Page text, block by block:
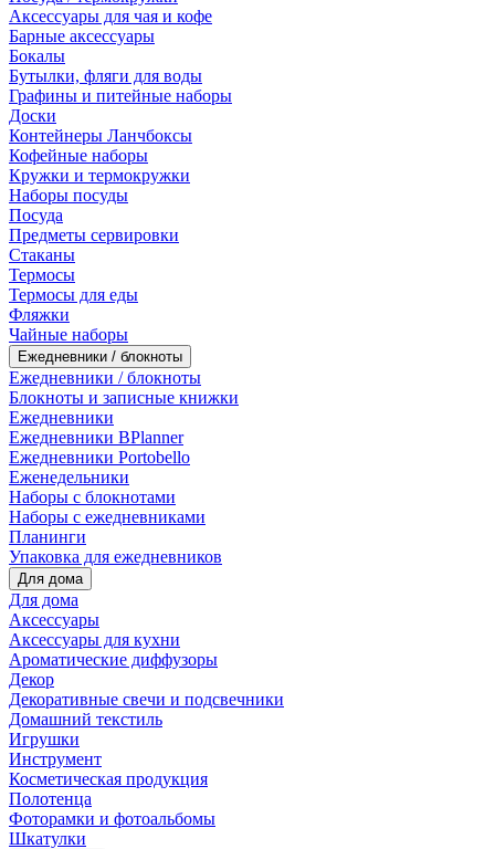
Аксессуары для чая и кофе
Барные аксессуары
Бокалы
Бутылки, фляги для воды
Графины и питейные наборы
Доски
Контейнеры Ланчбоксы
Кофейные наборы
Кружки и термокружки
Наборы посуды
Посуда
Предметы сервировки
Стаканы
Термосы
Термосы для еды
Фляжки
Чайные наборы
Ежедневники / блокноты
Ежедневники / блокноты
Блокноты и записные книжки
Ежедневники
Ежедневники BPlanner
Ежедневники Portobello
Еженедельники
Наборы с блокнотами
Наборы с ежедневниками
Планинги
Упаковка для ежедневников
Для дома
Для дома
Аксессуары
Аксессуары для кухни
Ароматические диффузоры
Декор
Декоративные свечи и подсвечники
Домашний текстиль
Игрушки
Инструмент
Косметическая продукция
Полотенца
Фоторамки и фотоальбомы
Шкатулки